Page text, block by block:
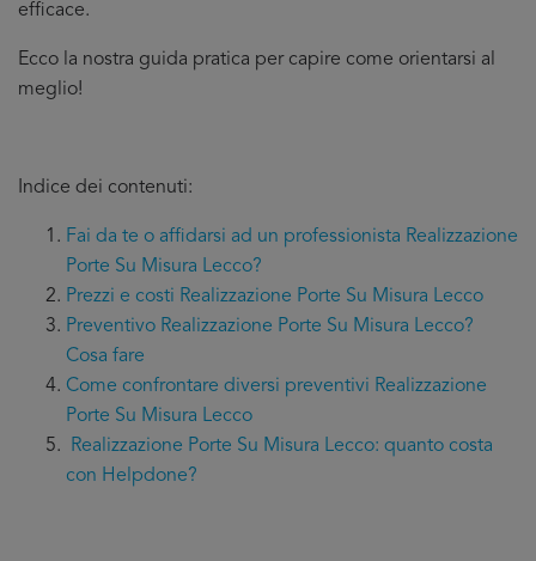
efficace.
Ecco la nostra guida pratica per capire come orientarsi al
meglio!
Indice dei contenuti:
Fai da te o affidarsi ad un professionista Realizzazione
Porte Su Misura Lecco?
Prezzi e costi Realizzazione Porte Su Misura Lecco
Preventivo Realizzazione Porte Su Misura Lecco?
Cosa fare
Come confrontare diversi preventivi Realizzazione
Porte Su Misura Lecco
Realizzazione Porte Su Misura Lecco: quanto costa
con Helpdone?